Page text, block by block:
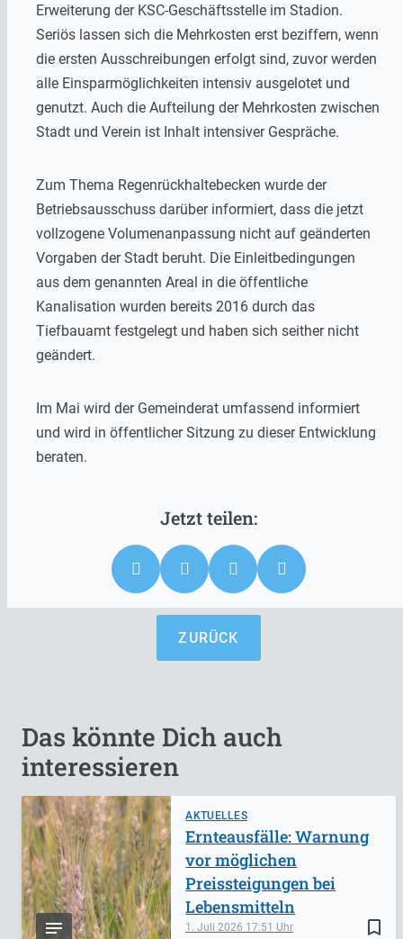
Erweiterung der KSC-Geschäftsstelle im Stadion.
Seriös lassen sich die Mehrkosten erst beziffern, wenn
die ersten Ausschreibungen erfolgt sind, zuvor werden
alle Einsparmöglichkeiten intensiv ausgelotet und
genutzt. Auch die Aufteilung der Mehrkosten zwischen
Stadt und Verein ist Inhalt intensiver Gespräche.
Zum Thema Regenrückhaltebecken wurde der
Betriebsausschuss darüber informiert, dass die jetzt
vollzogene Volumenanpassung nicht auf geänderten
Vorgaben der Stadt beruht. Die Einleitbedingungen
aus dem genannten Areal in die öffentliche
Kanalisation wurden bereits 2016 durch das
Tiefbauamt festgelegt und haben sich seither nicht
geändert.
Im Mai wird der Gemeinderat umfassend informiert
und wird in öffentlicher Sitzung zu dieser Entwicklung
beraten.
ZURÜCK
Das könnte Dich auch
interessieren
AKTUELLES
bookmark_border
1. Juli 2026 17:51
Ernteausfälle: Warnung
vor möglichen
Preissteigungen bei
Lebensmitteln